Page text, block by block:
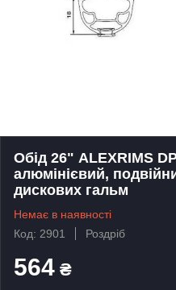
Обід 26" ALEXRIMS
алюмінієвий,
дискових гальм
Немає в наявності
Код: 2901
Роздріб
564 ₴